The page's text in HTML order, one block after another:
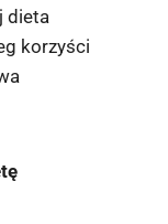
dieta
korzyści